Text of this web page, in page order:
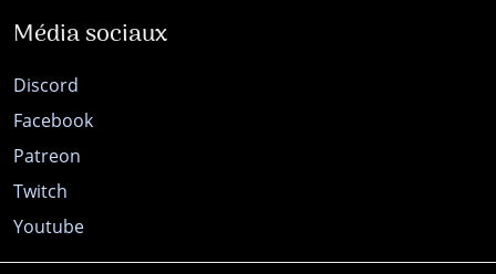
Média sociaux
Discord
Facebook
Patreon
Twitch
Youtube